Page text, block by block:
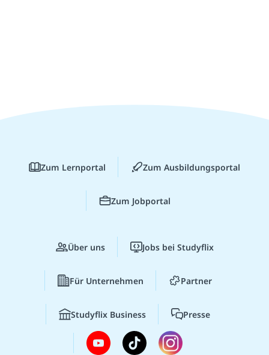
Zum Lernportal Zum Ausbildungsportal
Zum Jobportal
Über uns Jobs bei Studyflix
Für Unternehmen Partner
Studyflix Business Presse